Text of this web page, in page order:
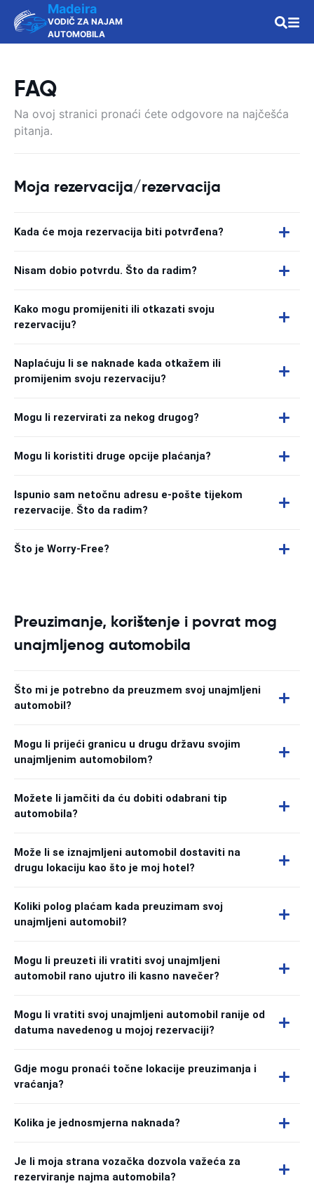
Madeira
VODIČ ZA NAJAM
AUTOMOBILA
FAQ
Na ovoj stranici pronaći ćete odgovore na najčešća
pitanja.
Moja rezervacija/rezervacija
Kada će moja rezervacija biti potvrđena?
Nisam dobio potvrdu. Što da radim?
Kako mogu promijeniti ili otkazati svoju
rezervaciju?
Naplaćuju li se naknade kada otkažem ili
promijenim svoju rezervaciju?
Mogu li rezervirati za nekog drugog?
Mogu li koristiti druge opcije plaćanja?
Ispunio sam netočnu adresu e-pošte tijekom
rezervacije. Što da radim?
Što je Worry-Free?
Preuzimanje, korištenje i povrat mog
unajmljenog automobila
Što mi je potrebno da preuzmem svoj unajmljeni
automobil?
Mogu li prijeći granicu u drugu državu svojim
unajmljenim automobilom?
Možete li jamčiti da ću dobiti odabrani tip
automobila?
Može li se iznajmljeni automobil dostaviti na
drugu lokaciju kao što je moj hotel?
Koliki polog plaćam kada preuzimam svoj
unajmljeni automobil?
Mogu li preuzeti ili vratiti svoj unajmljeni
automobil rano ujutro ili kasno navečer?
Mogu li vratiti svoj unajmljeni automobil ranije od
datuma navedenog u mojoj rezervaciji?
Gdje mogu pronaći točne lokacije preuzimanja i
vraćanja?
Kolika je jednosmjerna naknada?
Je li moja strana vozačka dozvola važeća za
rezerviranje najma automobila?